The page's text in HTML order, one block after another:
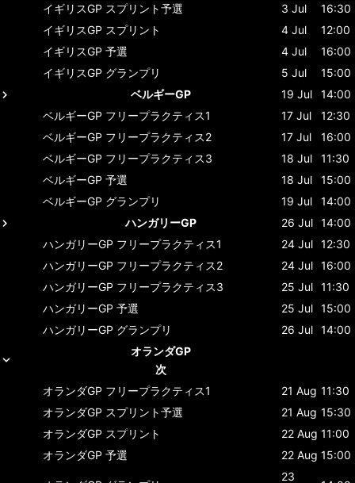
イギリスGP スプリント予選 3 Jul
16:30
イギリスGP スプリント 4 Jul
12:00
イギリスGP 予選 4 Jul
16:00
イギリスGP グランプリ 5 Jul
15:00
ベルギーGP
19 Jul
14:00
ベルギーGP フリープラクティス1 17 Jul
12:30
ベルギーGP フリープラクティス2 17 Jul
16:00
ベルギーGP フリープラクティス3 18 Jul
11:30
ベルギーGP 予選 18 Jul
15:00
ベルギーGP グランプリ 19 Jul
14:00
ハンガリーGP
26 Jul 14:00
ハンガリーGP フリープラクティス1 24 Jul 12:30
ハンガリーGP フリープラクティス2 24 Jul 16:00
ハンガリーGP フリープラクティス3 25 Jul 11:30
ハンガリーGP 予選 25 Jul 15:00
ハンガリーGP グランプリ 26 Jul 14:00
オランダGP
次
オランダGP フリープラクティス1 21 Aug 11:30
オランダGP スプリント予選 21 Aug 15:30
オランダGP スプリント 22 Aug 11:00
オランダGP 予選 22 Aug 15:00
23